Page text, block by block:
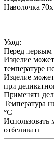
Наволочка
Уход:
Перед первым
Изделие
температуре
Изделие
при
Применять
Температура
°С.
Использовать
отбеливать